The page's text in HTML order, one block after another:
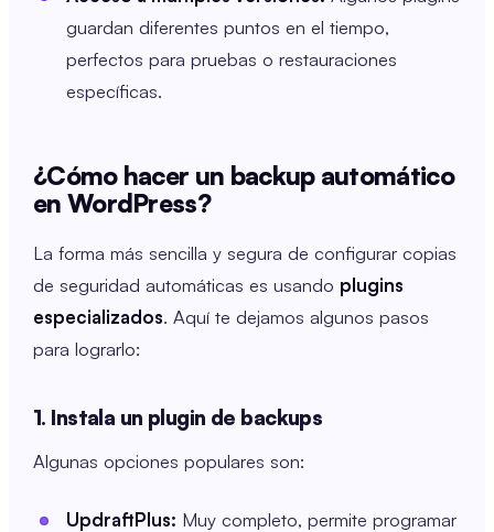
guardan diferentes puntos en el tiempo,
perfectos para pruebas o restauraciones
específicas.
¿Cómo hacer un backup automático
en WordPress?
La forma más sencilla y segura de configurar copias
de seguridad automáticas es usando plugins
especializados. Aquí te dejamos algunos pasos
para lograrlo:
1. Instala un plugin de backups
Algunas opciones populares son:
UpdraftPlus: Muy completo, permite programar